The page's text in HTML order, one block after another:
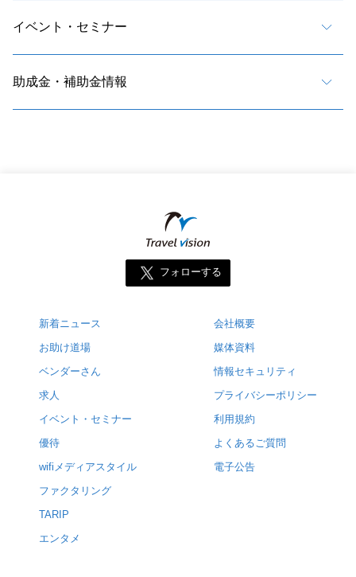
イベント・セミナー
助成金・補助金情報
フォローする
新着ニュース
お助け道場
ベンダーさん
求人
イベント・セミナー
優待
wifiメディアスタイル
ファクタリング
TARIP
エンタメ
会社概要
媒体資料
情報セキュリティ
プライバシーポリシー
利用規約
よくあるご質問
電子公告